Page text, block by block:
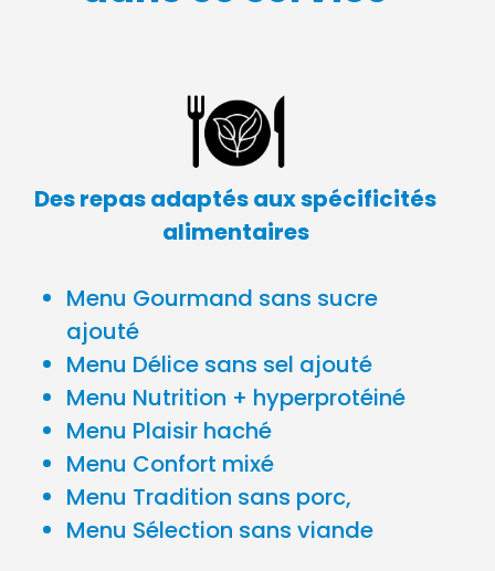
Des repas adaptés aux spécificités
alimentaires
Menu Gourmand sans sucre
ajouté
Menu Délice sans sel ajouté
Menu Nutrition + hyperprotéiné
Menu Plaisir haché
Menu Confort mixé
Menu Tradition sans porc,
Menu Sélection sans viande